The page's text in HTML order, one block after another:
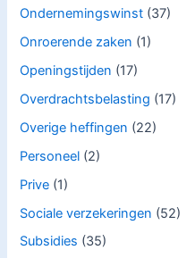
Ondernemingswinst (37)
Onroerende zaken (1)
Openingstijden (17)
Overdrachtsbelasting (17)
Overige heffingen (22)
Personeel (2)
Prive (1)
Sociale verzekeringen (52)
Subsidies (35)